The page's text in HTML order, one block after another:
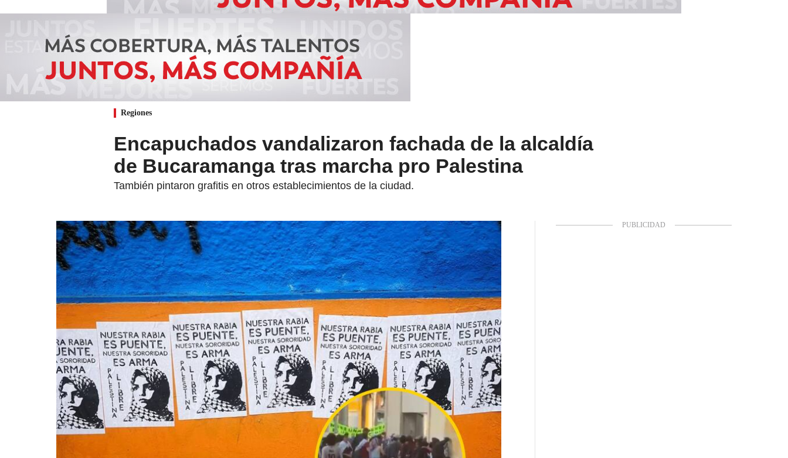
Regiones
Encapuchados vandalizaron fachada de la alcaldía
de Bucaramanga tras marcha pro Palestina
También pintaron grafitis en otros establecimientos de la ciudad.